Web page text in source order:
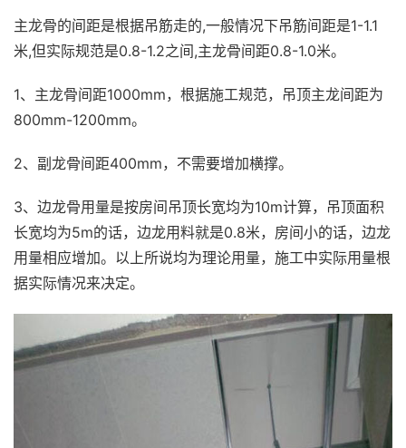
主龙骨的间距是根据吊筋走的,一般情况下吊筋间距是1-1.1
米,但实际规范是0.8-1.2之间,主龙骨间距0.8-1.0米。
1、主龙骨间距1000mm，根据施工规范，吊顶主龙间距为
800mm-1200mm。
2、副龙骨间距400mm，不需要增加横撑。
3、边龙骨用量是按房间吊顶长宽均为10m计算，吊顶面积
长宽均为5m的话，边龙用料就是0.8米，房间小的话，边龙
用量相应增加。以上所说均为理论用量，施工中实际用量根
据实际情况来决定。